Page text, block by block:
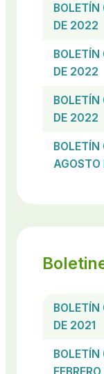
BOLETÍN
DE 2022
BOLETÍN
DE 2022
BOLETÍN
DE 2022
BOLETÍN
BOLETÍN
DE 2021
BOLETÍN